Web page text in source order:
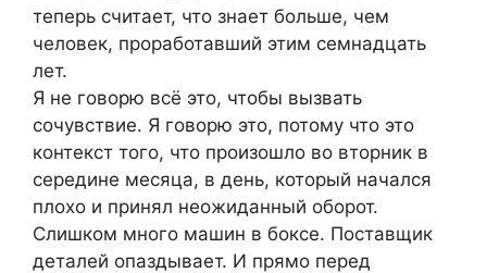
теперь считает, что знает больше, чем
человек, проработавший этим семнадцать
лет.
Я не говорю всё это, чтобы вызвать
сочувствие. Я говорю это, потому что это
контекст того, что произошло во вторник в
середине месяца, в день, который начался
плохо и принял неожиданный оборот.
Слишком много машин в боксе. Поставщик
деталей опаздывает. И прямо перед